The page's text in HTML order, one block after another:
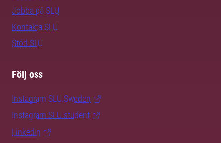
Jobba på SLU
Kontakta SLU
Stöd SLU
Följ oss
Instagram SLU.Sweden
Instagram SLU.student
LinkedIn